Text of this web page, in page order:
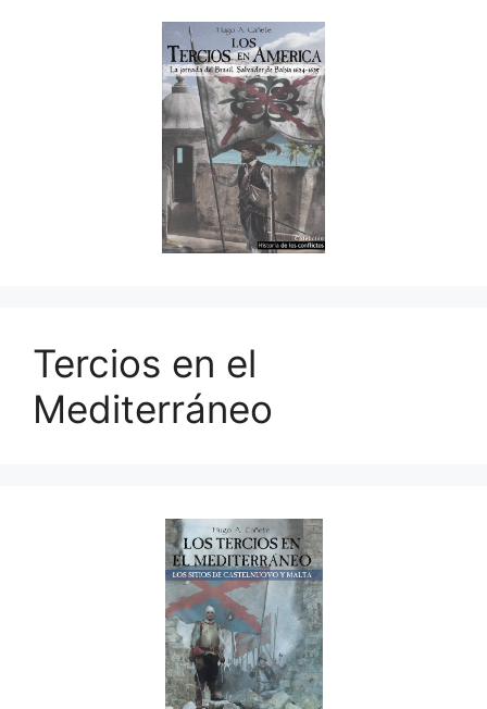
Tercios en el
Mediterráneo